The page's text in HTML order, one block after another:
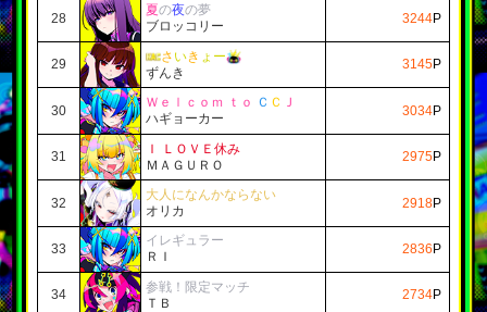
28
夏の夜の夢
ブロッコリー
3244P
29
さ いき ょー
ずんき
3145P
30
Ｗｅｌｃｏｍ ｔｏ Ｃ Ｃ Ｊ
ハギョーカー
3034P
31
Ｉ ＬＯＶＥ休み
ＭＡＧＵＲＯ
2975P
32
大人になんかならない
オリカ
2918P
33
イレギュラー
ＲＩ
2836 P
34
参戦！限定マッチ
ＴＢ
2734P